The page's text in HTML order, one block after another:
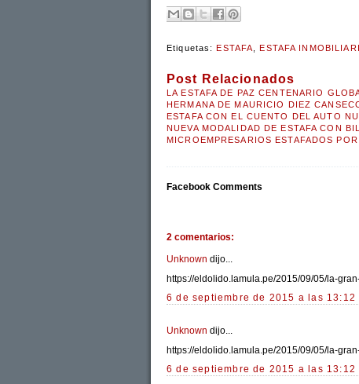
Etiquetas: ESTAFA, ESTAFA
Post Relacionados
LA ESTAFA DE PAZ CENTENARIO
HERMANA DE MAURICIO DIEZ
ESTAFA CON EL CUENTO DEL AUTO
NUEVA MODALIDAD DE ESTAFA CON
MICROEMPRESARIOS ESTAFADOS
Facebook Comments
2 comentarios:
Unknown dijo...
https://eldolido.lamula.pe/2015/09/05/la-
6 de septiembre de 2015 a las 13:12
Unknown dijo...
https://eldolido.lamula.pe/2015/09/05/la-
6 de septiembre de 2015 a las 13:12